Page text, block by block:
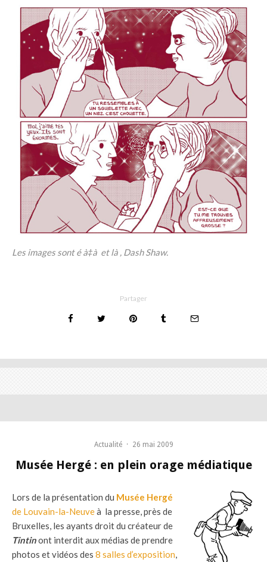
Les images sont é à‡à et là , Dash Shaw.
Partager
Actualité · 26 mai 2009
Musée Hergé : en plein orage médiatique
Lors de la présentation du Musée Hergé
de Louvain-la-Neuveà la presse, près de
Bruxelles, les ayants droit du créateur de
Tintinont interdit aux médias de prendre
photos et vidéos des 8 salles d’exposition,